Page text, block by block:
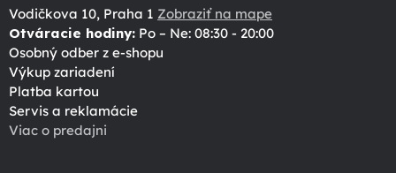
Vodičkova 10, Praha 1 Zobraziť na mape
Otváracie hodiny: Po – Ne: 08:30 - 20:00
Osobný odber z e-shopu
Výkup zariadení
Platba kartou
Servis a reklamácie
Viac o predajni